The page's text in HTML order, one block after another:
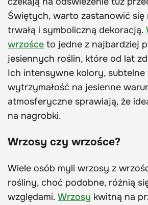
Świętych, warto zastanowić się
trwałą i symboliczną dekoracją.
wrzośce to jedne z najbardziej
jesiennych roślin, które od lat
Ich intensywne kolory,
wytrzymałość na jesienne
atmosferyczne sprawiają, że
na nagrobki.
Wrzosy czy wrzośce?
Wiele osób myli wrzosy z
rośliny, choć podobne, różnią
względami. Wrzosy kwitną na